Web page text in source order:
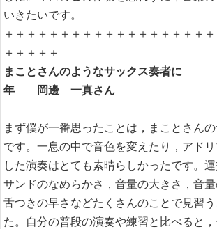
いきたいです。
＋＋＋＋＋＋＋＋＋＋＋＋＋＋＋＋＋＋
＋＋＋＋＋
まことさんのようなサックス
年 岡邊 一真さん
まず僕が一番思ったことは，まことさん
です。一息の中で音色を変えたり，アド
した演奏はとても素晴らしかったです。
サンドのなめらかさ，音量の大きさ，音量
舌つきの早さなどたくさんのことで見習
た。自分の普段の演奏や練習と比べると